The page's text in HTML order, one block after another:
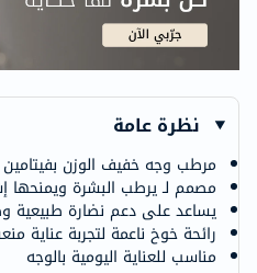
نظرة عامة
مرطب وجه خفيف الوزن
مصمم لـ يرطب البشرة ويمنحها
يساعد على دعم نضارة طبيعية
رائحة خوخ ناعمة لتجربة عناية
مناسب للعناية اليومية بالوجه